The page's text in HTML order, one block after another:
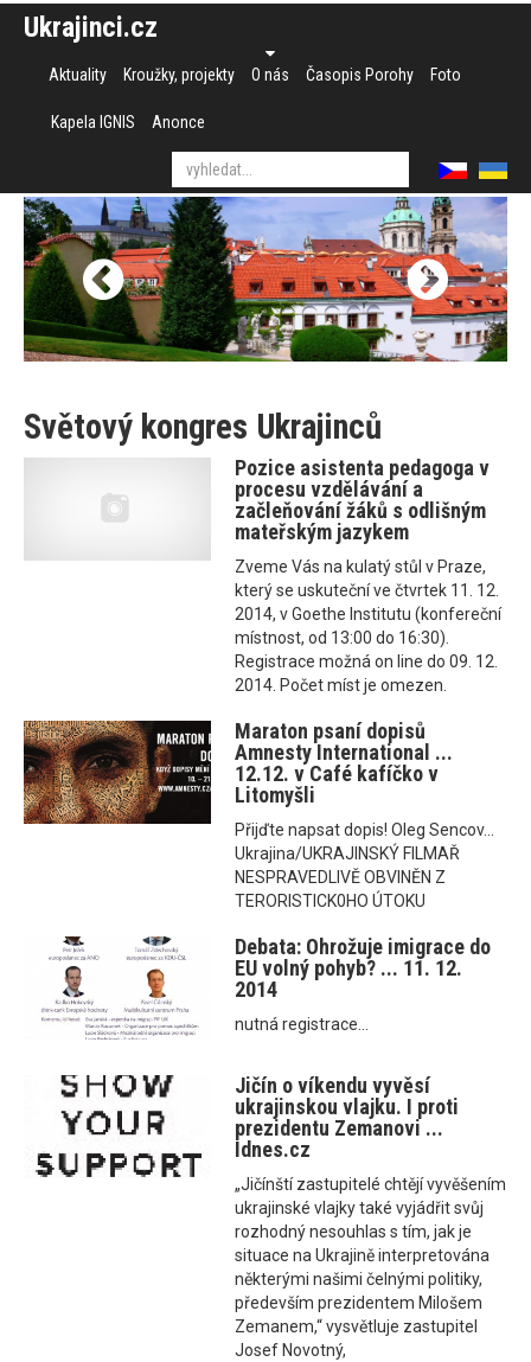
Ukrajinci.cz
Aktuality Kroužky, projekty O nás Časopis Porohy Foto
Kapela IGNIS Anonce
Světový kongres Ukrajinců
Pozice asistenta pedagoga v
procesu vzdělávání a
začleňování žáků s odlišným
mateřským jazykem
Zveme Vás na kulatý stůl v Praze,
který se uskuteční ve čtvrtek 11. 12.
2014, v Goethe Institutu (konfereční
místnost, od 13:00 do 16:30).
Registrace možná on line do 09. 12.
2014. Počet míst je omezen.
Maraton psaní dopisů
Amnesty International ...
12.12. v Café kafíčko v
Litomyšli
Přijďte napsat dopis! Oleg Sencov...
Ukrajina/UKRAJINSKÝ FILMAŘ
NESPRAVEDLIVĚ OBVINĚN Z
TERORISTICK0HO ÚTOKU
Debata: Ohrožuje imigrace do
EU volný pohyb? ... 11. 12.
2014
nutná registrace...
Jičín o víkendu vyvěsí
ukrajinskou vlajku. I proti
prezidentu Zemanovi ...
Idnes.cz
„Jičínští zastupitelé chtějí vyvěšením
ukrajinské vlajky také vyjádřit svůj
rozhodný nesouhlas s tím, jak je
situace na Ukrajině interpretována
některými našimi čelnými politiky,
především prezidentem Milošem
Zemanem,“ vysvětluje zastupitel
Josef Novotný,